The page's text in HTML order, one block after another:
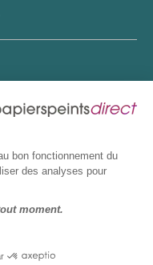
bon fonctionnement du
des analyses pour
moment.
Mentions légales
sociaux